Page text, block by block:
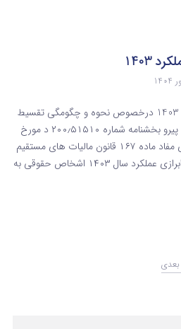
1403
تقسیط مالیات عملکرد 1403 درخصوص نحوه و چگومگی تقسیط
مالیات عملکرد 1403 ، پیرو بخشنامه شماره ۲۰۰٫۵۱۵۱۰ د مورخ
۱۴۰۲٫۷٫۳۰ و در اجرای مفاد ماده ۱۶۷ قانون مالیات های مستقیم
اختیار تقسیط مالیات ابرازی عملکرد سال ۱۴۰۳ اشخاص حقوقی به